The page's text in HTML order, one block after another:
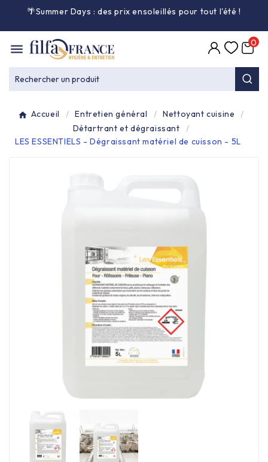
🌴Summer Days : des prix ensoleillés pour tout l'été!

Entretien général
Équipement & matériel 
Collecte des déchets 
Alimentaire & jetable 
Équipement cuisine pro 
PROMOTION
Les nouveaux produits
Contactez-nous
Rechercher un produit
0
Accueil Entretien général
Nettoyant cuisine
Détartrant et dégraissant
LES ESSENTIELS - Dégraissant matériel de cuisson - 5L